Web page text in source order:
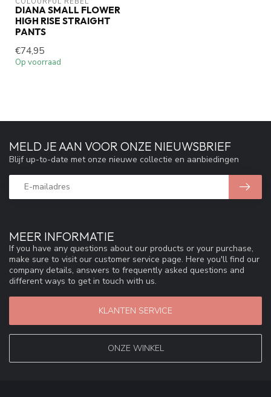
DIANA SMALL FLOWER
HIGH RISE STRAIGHT
PANTS
€74,95
Op voorraad
MEER INFORMATIE
If you have any questions about our products or your purchase,
make sure to visit our customer service page. Here you'll find our
company details, answers to frequently asked questions and
different ways to get in touch with us.
KLANTEN SERVICE
ONZE WINKEL
MELD JE AAN VOOR ONZE NIEUWSBRIEF
Blijf up-to-date met onze nieuwe collectie en aanbiedingen